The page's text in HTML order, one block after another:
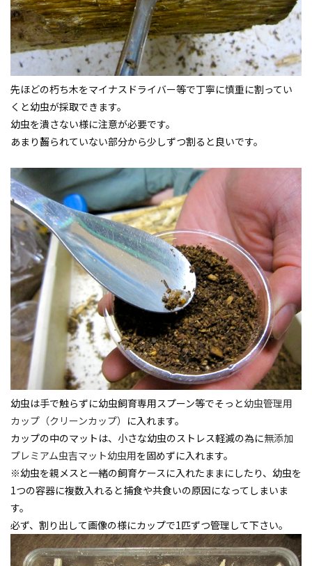
先ほどの朽ち木をマイナスドライバー等で丁寧に慎重に割ってい
くと幼虫が採取できます。
幼虫を潰さない様に注意が必要です。
あまり齧られていない部分から少しずつ割ると良いです。
幼虫は手で触らずに幼虫飼育専用スプーン等でそっと幼虫管理用
カップ（クリーンカップ） に入れます。
カップの中のマットは、小さな幼虫のストレス軽減の為に無添加
プレミアム虫吉マット幼虫用を固めずに入れます。
※幼虫を親メスと一緒の飼育ケースに入れたままにしたり、幼虫を
1つの容器に複数入れると捕食や共食いの原因になってしまいま
す。
必ず、割り出して画像の様にカップで1匹ずつ管理して下さい。